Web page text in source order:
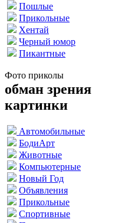
Пошлые
Прикольные
Хентай
Черный юмор
Пикантные
Фото приколы
обман зрения
картинки
Автомобильные
БодиАрт
Животные
Компьютерные
Новый Год
Объявления
Прикольные
Спортивные